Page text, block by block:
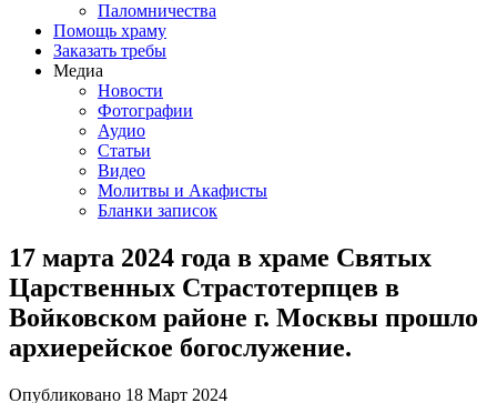
Паломничества
Помощь храму
Заказать требы
Медиа
Новости
Фотографии
Аудио
Статьи
Видео
Молитвы и Акафисты
Бланки записок
17 марта 2024 года в храме Святых
Царственных Страстотерпцев в
Войковском районе г. Москвы прошло
архиерейское богослужение.
Опубликовано 18 Март 2024